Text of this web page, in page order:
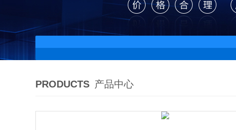
PRODUCTS 产品中心